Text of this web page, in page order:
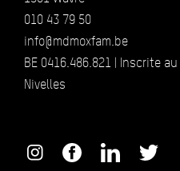
010 43 79 50
info@mdmoxfam.be
BE 0416.486.821 | Inscrite au
Nivelles